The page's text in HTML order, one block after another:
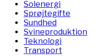
Solenergi
Sprøjtegifte
Sundhed
Svineproduktion
Teknologi
Transport